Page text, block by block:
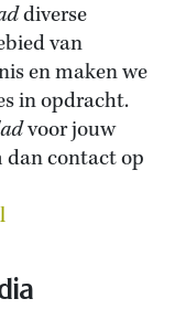
diverse
van
en maken we
in opdracht.
voor jouw
dan contact op